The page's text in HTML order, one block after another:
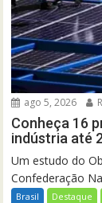
ago 5, 2026
Conheça 16
indústria até
Um estudo do
Confederação
Brasil Destaque